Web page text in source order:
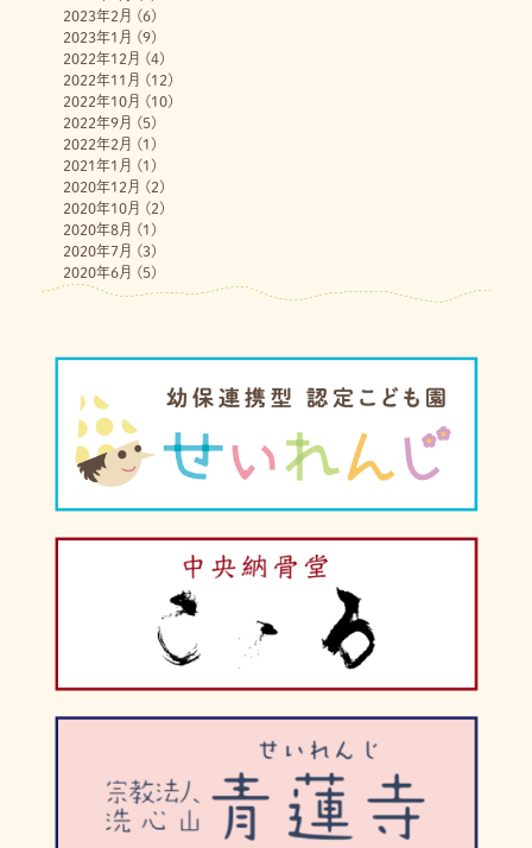
2023年2月 (6)
2023年1月 (9)
2022年12月 (4)
2022年11月 (12)
2022年10月 (10)
2022年9月 (5)
2022年2月 (1)
2021年1月 (1)
2020年12月 (2)
2020年10月 (2)
2020年8月 (1)
2020年7月 (3)
2020年6月 (5)